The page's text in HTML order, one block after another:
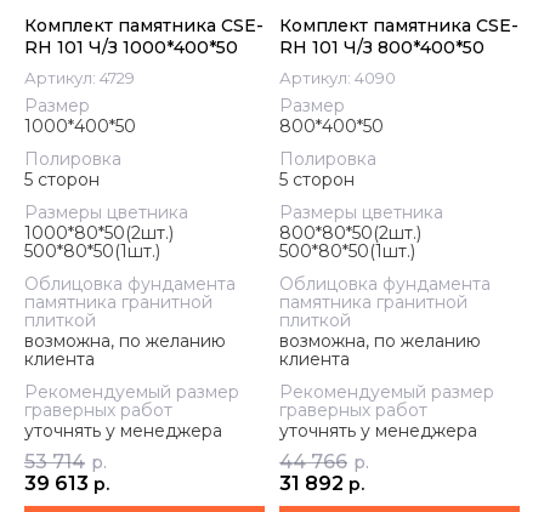
Комплект памятника CSE-
RH 101 Ч/З 1000*400*50
Артикул: 4729
Размер
1000*400*50
Полировка
5 сторон
Размеры цветника
1000*80*50(2шт.)
500*80*50(1шт.)
Облицовка фундамента
памятника гранитной
плиткой
возможна, по желанию
клиента
Рекомендуемый размер
граверных работ
уточнять у менеджера
53 714 р.
39 613 р.
Комплект памятника CSE-
RH 101 Ч/З 800*400*50
Артикул: 4090
Размер
800*400*50
Полировка
5 сторон
Размеры цветника
800*80*50(2шт.)
500*80*50(1шт.)
Облицовка фундамента
памятника гранитной
плиткой
возможна, по желанию
клиента
Рекомендуемый размер
граверных работ
уточнять у менеджера
44 766 р.
31 892 р.